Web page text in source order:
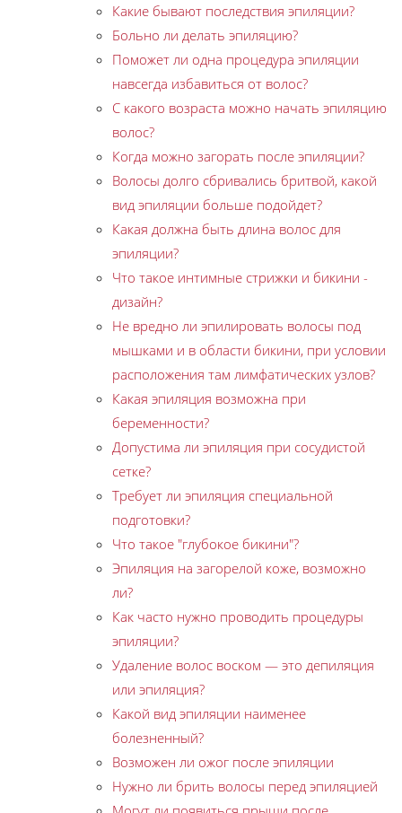
Какие бывают последствия эпиляции?
Больно ли делать эпиляцию?
Поможет ли одна процедура эпиляции
навсегда избавиться от волос?
С какого возраста можно начать эпиляцию
волос?
Когда можно загорать после эпиляции?
Волосы долго сбривались бритвой, какой
вид эпиляции больше подойдет?
Какая должна быть длина волос для
эпиляции?
Что такое интимные стрижки и бикини -
дизайн?
Не вредно ли эпилировать волосы под
мышками и в области бикини, при условии
расположения там лимфатических узлов?
Какая эпиляция возможна при
беременности?
Допустима ли эпиляция при сосудистой
сетке?
Требует ли эпиляция специальной
подготовки?
Что такое "глубокое бикини"?
Эпиляция на загорелой коже, возможно
ли?
Как часто нужно проводить процедуры
эпиляции?
Удаление волос воском — это депиляция
или эпиляция?
Какой вид эпиляции наименее
болезненный?
Возможен ли ожог после эпиляции
Нужно ли брить волосы перед эпиляцией